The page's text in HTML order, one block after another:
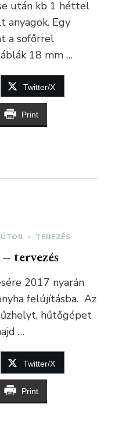
után kb 1 héttel
anyagok. Egy
a sofőrrel
18 mm …
Twitter/X
Print
TEREZÉS
tervezés
2017 nyarán
felújításba. Az
hűtőgépet
…
Twitter/X
Print